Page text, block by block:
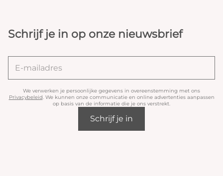
Schrijf je in op onze nieuwsbrief
We verwerken je persoonlijke gegevens in overeenstemming met ons
Privacybeleid . We kunnen onze communicatie en online advertenties aanpassen
op basis van de informatie die je ons verstrekt.
Schrijf je in